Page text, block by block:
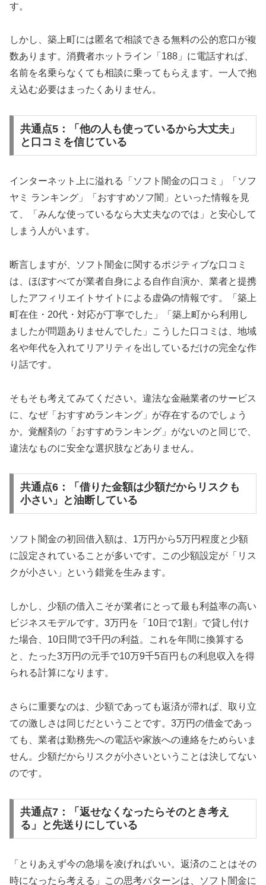
す。
しかし、築上町には匿名で相談できる無料の公的窓口が複
数あります。消費者ホットライン「188」に電話すれば、
名前を名乗らなくても相談に乗ってもらえます。一人で抱
え込む必要はまったくありません。
共通点5：「他の人も使っているから大丈夫」
と口コミを信じている
インターネット上に溢れる「ソフト闇金の口コミ」「ソフ
ヤミ ランキング」「おすすめソフ闇」といった情報を見
て、「みんな使っているなら大丈夫なのでは」と安心して
しまう人がいます。
断言しますが、ソフト闇金に関するポジティブな口コミ
は、ほぼすべてが業者自身による自作自演か、業者と提携
したアフィリエイトサイトによる虚偽の情報です。「築上
町在住・20代・対応が丁寧でした」「築上町から利用し
ましたが問題ありませんでした」こうした口コミは、地域
名や年代を入れてリアリティを出しているだけの完全な作
り話です。
そもそも考えてみてください。違法な金融業者のサービス
に、なぜ「おすすめランキング」が存在するのでしょう
か。覚醒剤の「おすすめランキング」がないのと同じで、
違法なものに安全な選択肢などありません。
共通点6：「借りた金額は少額だからリスクも
小さい」と油断している
ソフト闇金の初回借入額は、1万円から5万円程度と少額
に設定されていることが多いです。この少額設定が「リス
クが小さい」という錯覚を生みます。
しかし、少額の借入こそが業者にとって最も利益率の高い
ビジネスモデルです。3万円を「10日で1割」で貸し付け
た場合、10日間で3千円の利益。これを年間に換算する
と、たった3万円の元手で10万9千5百円もの利息収入を得
られる計算になります。
さらに重要なのは、少額であっても返済が滞れば、取り立
ての激しさは同じだということです。3万円の借金であっ
ても、業者は勤務先への電話や家族への連絡をためらいま
せん。少額だからリスクが小さいということは決してない
のです。
共通点7：「返せなくなったらそのとき考え
る」と先送りにしている
「とりあえず今の急場を凌げればいい。返済のことはその
時になったら考える」この思考パターンは、ソフト闇金に